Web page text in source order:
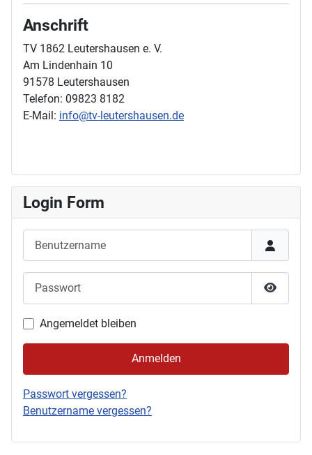
Anschrift
TV 1862 Leutershausen e. V.
Am Lindenhain 10
91578 Leutershausen
Telefon: 09823 8182
E-Mail: info@tv-leutershausen.de
Login Form
Angemeldet bleiben
Anmelden
Passwort vergessen?
Benutzername vergessen?